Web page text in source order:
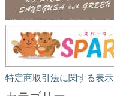
特定商取引法に関する表示